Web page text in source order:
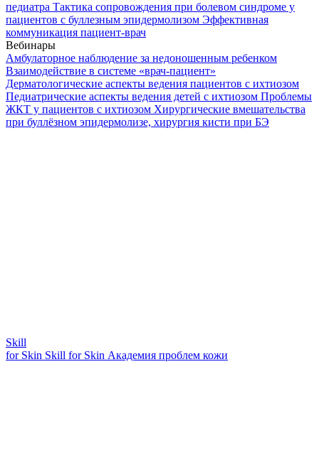
педиатра Тактика сопровождения при болевом синдроме у
пациентов с буллезным эпидермолизом Эффективная
коммуникация пациент-врач
Вебинары
Амбулаторное наблюдение за недоношенным ребенком
Взаимодействие в системе «врач-пациент»
Дерматологические аспекты ведения пациентов с ихтиозом
Педиатрические аспекты ведения детей с ихтиозом Проблемы
ЖКТ у пациентов с ихтиозом Хирургические вмешательства
при буллёзном эпидермолизе, хирургия кисти при БЭ
Skill
for Skin Skill for Skin Академия проблем кожи